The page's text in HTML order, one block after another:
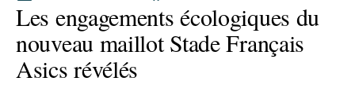
Les engagements écologiques du
nouveau maillot Stade Français
Asics révélés